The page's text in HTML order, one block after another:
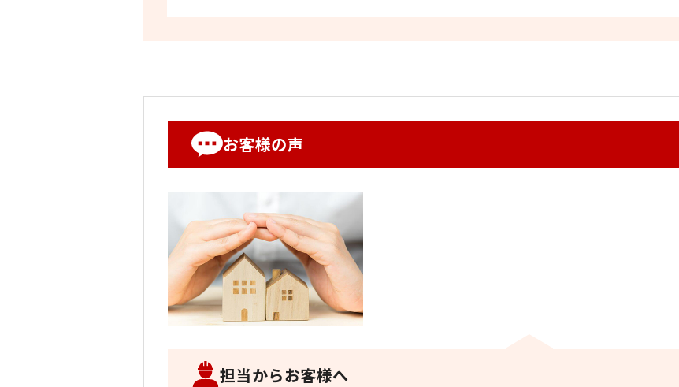
お客様の声
担当からお客様へ